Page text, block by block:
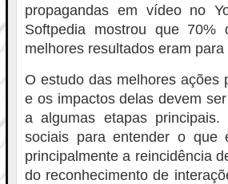
propagandas em vídeo no
Softpedia mostrou que 70%
melhores resultados eram
O estudo das melhores ações
e os impactos delas devem
a algumas etapas
sociais para entender o que
principalmente a reincidência
do reconhecimento de